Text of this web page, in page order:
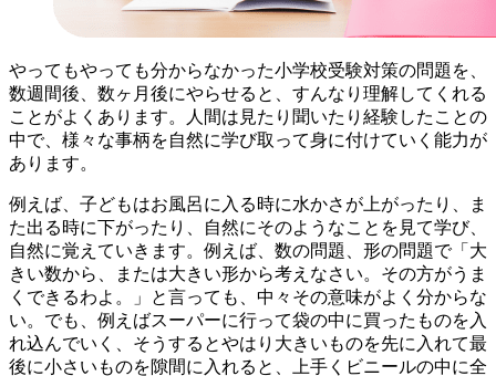
やってもやっても分からなかった小学校受験対策の問題を、
数週間後、数ヶ月後にやらせると、すんなり理解してくれる
ことがよくあります。人間は見たり聞いたり経験したことの
中で、様々な事柄を自然に学び取って身に付けていく能力が
あります。
例えば、子どもはお風呂に入る時に水かさが上がったり、ま
た出る時に下がったり、自然にそのようなことを見て学び、
自然に覚えていきます。例えば、数の問題、形の問題で「大
きい数から、または大きい形から考えなさい。その方がうま
くできるわよ。」と言っても、中々その意味がよく分からな
い。でも、例えばスーパーに行って袋の中に買ったものを入
れ込んでいく、そうするとやはり大きいものを先に入れて最
後に小さいものを隙間に入れると、上手くビニールの中に全